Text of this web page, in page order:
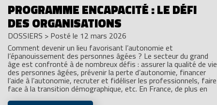
PROGRAMME ENCAPACITÉ : LE DÉFI
DES ORGANISATIONS
DOSSIERS > Posté le 12 mars 2026
Comment devenir un lieu favorisant l’autonomie et
l’épanouissement des personnes âgées ? Le secteur du grand
âge est confronté à de nombreux défis : assurer la qualité de vie
des personnes âgées, prévenir la perte d’autonomie, financer
l’aide à l’autonomie, recruter et fidéliser les professionnels, faire
face à la transition démographique, etc. En France, de plus en